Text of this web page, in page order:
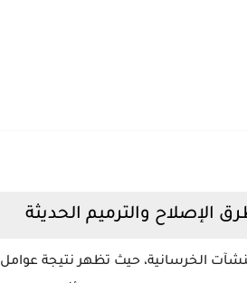
الإصلاح والترميم الحديثة
الخرسانية، حيث تظهر نتيجة عوامل